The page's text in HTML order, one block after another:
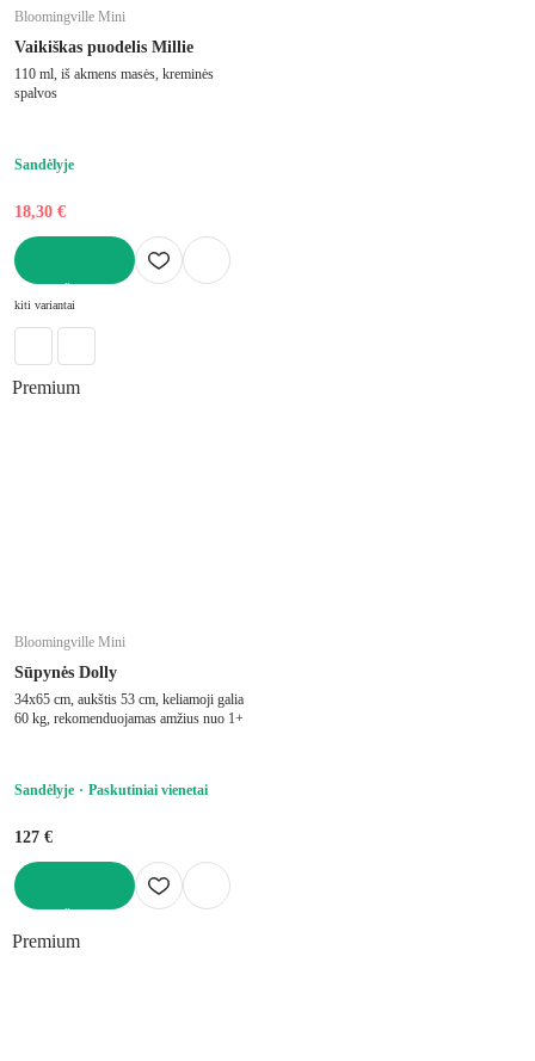
Bloomingville Mini
Vaikiškas puodelis Millie
110 ml, iš akmens masės, kreminės
spalvos
Sandėlyje
18,30 €
kiti variantai
Premium
Bloomingville Mini
Sūpynės Dolly
34x65 cm, aukštis 53 cm, keliamoji galia
60 kg, rekomenduojamas amžius nuo 1+
Sandėlyje Paskutiniai vienetai
127 €
Premium